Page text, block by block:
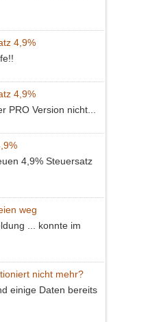
4,9%
4,9%
PRO Version nicht...
4,9% Steuersatz
weg
... konnte im
nicht mehr?
einige Daten bereits